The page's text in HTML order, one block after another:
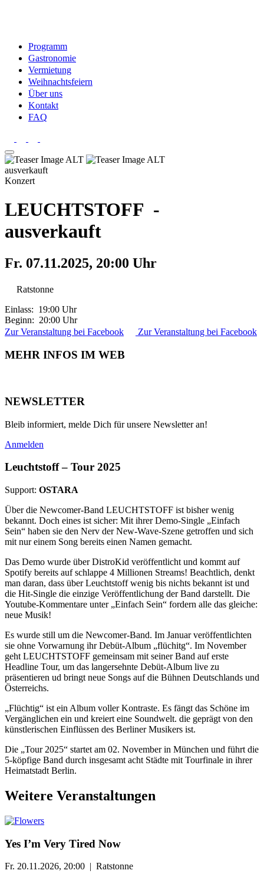
Programm
Gastronomie
Vermietung
Weihnachtsfeiern
Über uns
Kontakt
FAQ
ausverkauft
Konzert
LEUCHTSTOFF -
ausverkauft
Fr. 07.11.2025, 20:00 Uhr
Ratstonne
Einlass: 19:00 Uhr
Beginn: 20:00 Uhr
Zur Veranstaltung bei Facebook
Zur Veranstaltung bei Facebook
MEHR INFOS IM WEB
NEWSLETTER
Bleib informiert, melde Dich für unsere Newsletter an!
Anmelden
Leuchtstoff – Tour 2025
Support: OSTARA
Über die Newcomer-Band LEUCHTSTOFF ist bisher wenig
bekannt. Doch eines ist sicher: Mit ihrer Demo-Single „Einfach
Sein“ haben sie den Nerv der New-Wave-Szene getroffen und sich
mit nur einem Song bereits einen Namen gemacht.
Das Demo wurde über DistroKid veröffentlicht und kommt auf
Spotify bereits auf schlappe 4 Millionen Streams! Beachtlich, denkt
man daran, dass über Leuchtstoff wenig bis nichts bekannt ist und
die Hit-Single die einzige Veröffentlichung der Band darstellt. Die
Youtube-Kommentare unter „Einfach Sein“ fordern alle das gleiche:
neue Musik!
Es wurde still um die Newcomer-Band. Im Januar veröffentlichten
sie ohne Vorwarnung ihr Debüt-Album „flüchitg“. Im November
geht LEUCHTSTOFF gemeinsam mit seiner Band auf erste
Headline Tour, um das langersehnte Debüt-Album live zu
präsentieren ud bringt neue Songs auf die Bühnen Deutschlands und
Österreichs.
„Flüchtig“ ist ein Album voller Kontraste. Es fängt das Schöne im
Vergänglichen ein und kreiert eine Soundwelt. die geprägt von den
künstlerischen Einflüssen des Berliner Musikers ist.
Die „Tour 2025“ startet am 02. November in München und führt die
5-köpfige Band durch insgesamt acht Städte mit Tourfinale in ihrer
Heimatstadt Berlin.
Weitere Veranstaltungen
Yes I’m Very Tired Now
Fr. 20.11.2026, 20:00 | Ratstonne